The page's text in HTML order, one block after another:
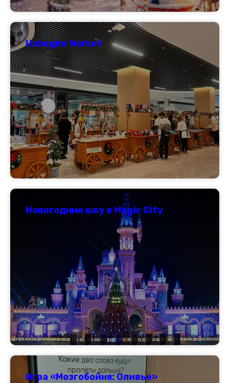
Uzbegim Market
Новогодние шоу в Magic City
Игра «Мозгобойня: Оливье»